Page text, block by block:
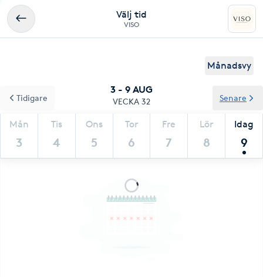
Välj tid
VISO
Månadsvy
3 - 9 AUG
VECKA 32
Mån
3
Tis
4
Ons
5
Tor
6
Fre
7
Lör
8
Idag
9
Tidigare Senare